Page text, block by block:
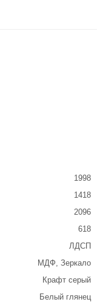
1998
1418
2096
618
ЛДСП
МДФ, Зеркало
Крафт серый
Белый глянец